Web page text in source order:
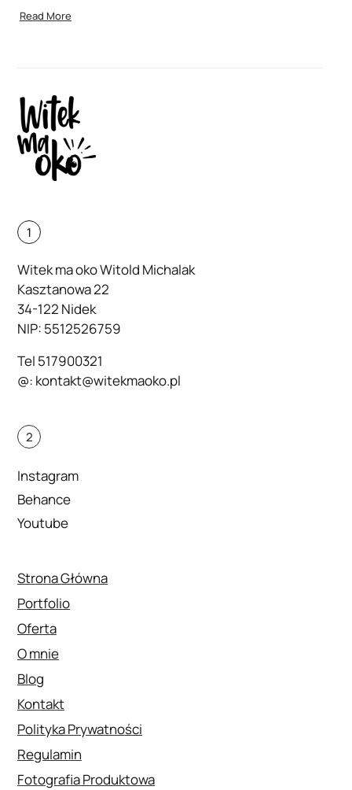
Read More
1
Witek ma oko Witold Michalak
Kasztanowa 22
34-122 Nidek
NIP: 5512526759
Tel 517900321
@: kontakt@witekmaoko.pl
2
Instagram
Behance
Youtube
Strona Główna
Portfolio
Oferta
O mnie
Blog
Kontakt
Polityka Prywatności
Regulamin
Fotografia Produktowa